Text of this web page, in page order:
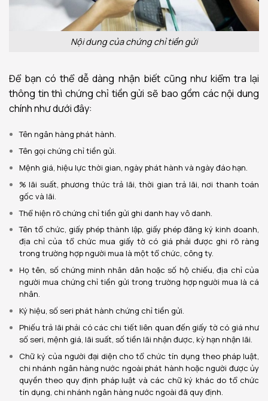
Nội dung của chứng chỉ tiền gửi
Để bạn có thể dễ dàng nhận biết cũng như kiểm tra lại
thông tin thì chứng chỉ tiền gửi sẽ bao gồm các nội dung
chính như dưới đây:
Tên ngân hàng phát hành.
Tên gọi chứng chỉ tiền gửi.
Mệnh giá, hiệu lực thời gian, ngày phát hành và ngày đáo hạn.
% lãi suất, phương thức trả lãi, thời gian trả lãi, nơi thanh toán
gốc và lãi.
Thể hiện rõ chứng chỉ tiền gửi ghi danh hay vô danh.
Tên tổ chức, giấy phép thành lập, giấy phép đăng ký kinh doanh,
địa chỉ của tổ chức mua giấy tờ có giá phải được ghi rõ ràng
trong trường hợp người mua là một tổ chức, công ty.
Họ tên, số chứng minh nhân dân hoặc số hộ chiếu, địa chỉ của
người mua chứng chỉ tiền gửi trong trường hợp người mua là cá
nhân.
Ký hiệu, số seri phát hành chứng chỉ tiền gửi.
Phiếu trả lãi phải có các chi tiết liên quan đến giấy tờ có giá như
số seri, mệnh giá, lãi suất, số tiền lãi nhận được, kỳ hạn nhận lãi.
Chữ ký của người đại diện cho tổ chức tín dụng theo pháp luật,
chi nhánh ngân hàng nước ngoài phát hành hoặc người được ủy
quyền theo quy định pháp luật và các chữ ký khác do tổ chức
tín dụng, chi nhánh ngân hàng nước ngoài đã quy định.